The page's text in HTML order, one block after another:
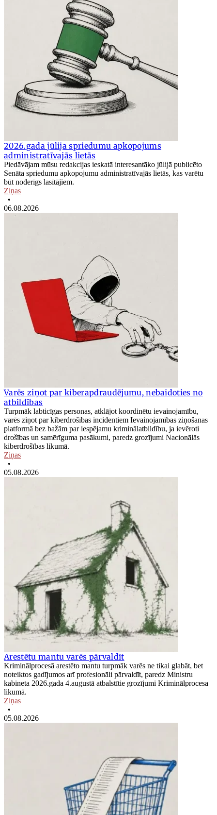
2026.gada jūlija spriedumu apkopojums
administratīvajās lietās
Piedāvājam mūsu redakcijas ieskatā interesantāko jūlijā publicēto
Senāta spriedumu apkopojumu administratīvajās lietās, kas varētu
būt noderīgs lasītājiem.
Ziņas
•
06.08.2026
Varēs ziņot par kiberapdraudējumu, nebaidoties no
atbildības
Turpmāk labticīgas personas, atklājot koordinētu ievainojamību,
varēs ziņot par kiberdrošības incidentiem Ievainojamības ziņošanas
platformā bez bažām par iespējamu kriminālatbildību, ja ievēroti
drošības un samērīguma pasākumi, paredz grozījumi Nacionālās
kiberdrošības likumā.
Ziņas
•
05.08.2026
Arestētu mantu varēs pārvaldīt
Kriminālprocesā arestēto mantu turpmāk varēs ne tikai glabāt, bet
noteiktos gadījumos arī profesionāli pārvaldīt, paredz Ministru
kabineta 2026.gada 4.augustā atbalstītie grozījumi Kriminālprocesa
likumā.
Ziņas
•
05.08.2026